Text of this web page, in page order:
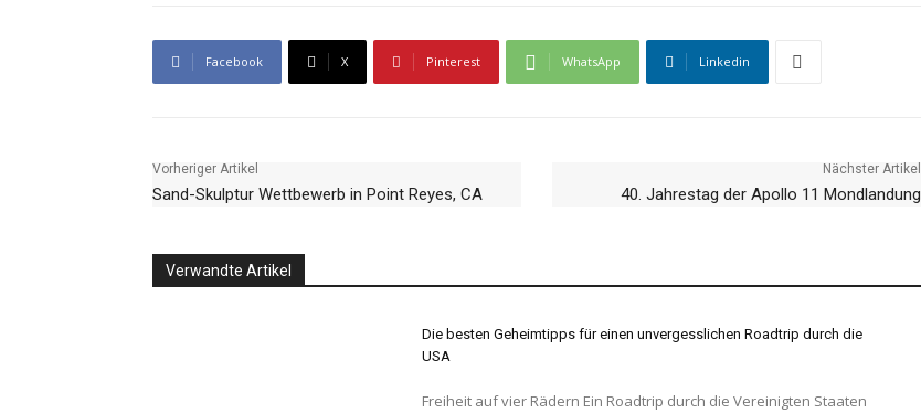
Facebook X Pinterest WhatsApp Linkedin
Vorheriger Artikel
Sand-Skulptur Wettbewerb in Point Reyes, CA
Nächster Artikel
40. Jahrestag der Apollo 11 Mondlandung
Verwandte Artikel
Die besten Geheimtipps für einen unvergesslichen Roadtrip durch die
USA
Freiheit auf vier Rädern Ein Roadtrip durch die Vereinigten Staaten